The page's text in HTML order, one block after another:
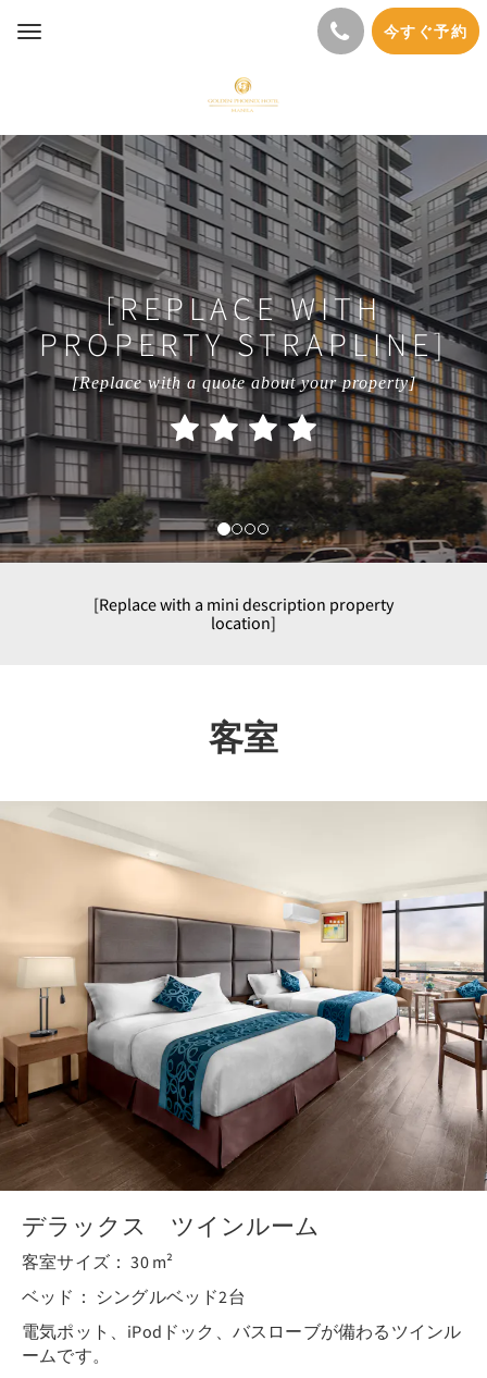
Toggle
今すぐ予約
[REPLACE WITH
PROPERTY STRAPLINE]
[Replace with a quote about your property]
[Replace with a mini description property
location]
客室
デラックス ツインルーム
客室サイズ： 30 m²
ベッド： シングルベッド2台
電気ポット、iPodドック、バスローブが備わるツインル
ームです。
Previous